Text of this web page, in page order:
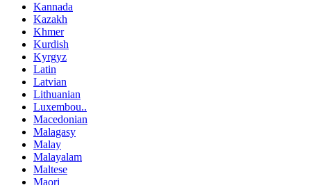
Kannada
Kazakh
Khmer
Kurdish
Kyrgyz
Latin
Latvian
Lithuanian
Luxembou..
Macedonian
Malagasy
Malay
Malayalam
Maltese
Maori